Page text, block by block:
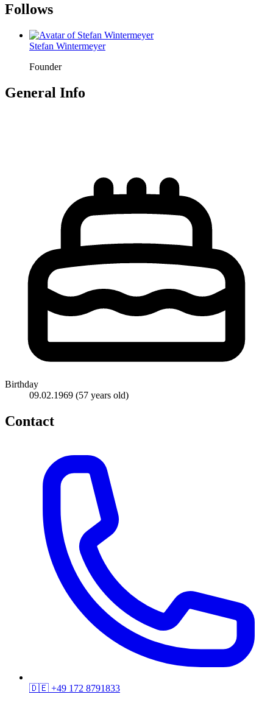
Follows
Stefan Wintermeyer
Founder
General Info
Birthday
09.02.1969 (57 years old)
Contact
🇩🇪 +49 172 8791833